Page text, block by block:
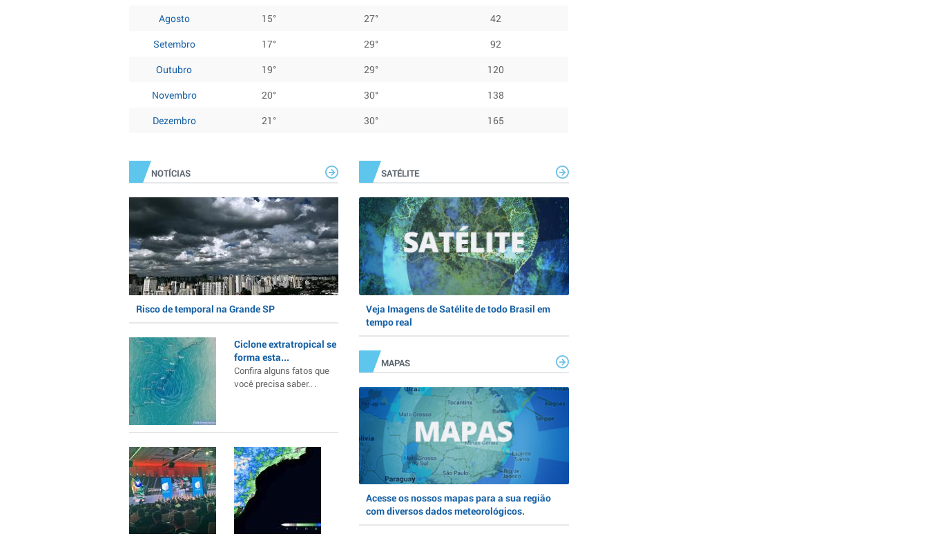
Agosto
15° 27°
42
Setembro
17° 29°
92
Outubro
19° 29°
120
Novembro
20° 30°
138
Dezembro
21° 30° 165
NOTÍCIAS
Risco de temporal na Grande SP
Ciclone extratropical se
forma esta...
Confira alguns fatos que
você precisa saber.. .
SATÉLITE
Veja Imagens de Satélite de todo Brasil em
tempo real
MAPAS
Acesse os nossos mapas para a sua região
com diversos dados meteorológicos.